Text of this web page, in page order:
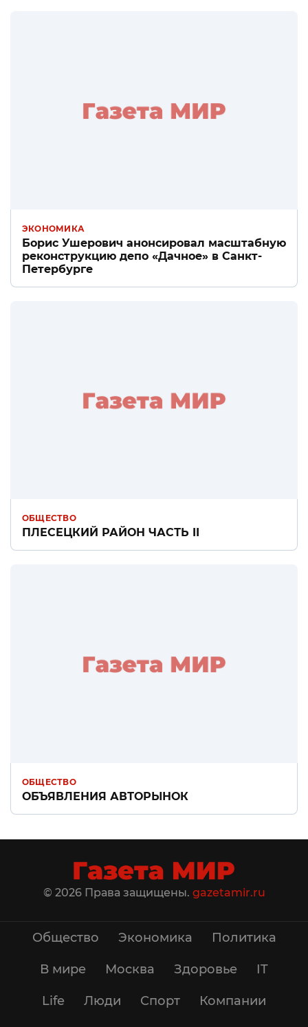
ЭКОНОМИКА
Борис Ушерович анонсировал масштабную
реконструкцию депо «Дачное» в Санкт-
Петербурге
ОБЩЕСТВО
ПЛЕСЕЦКИЙ РАЙОН ЧАСТЬ II
ОБЩЕСТВО
ОБЪЯВЛЕНИЯ АВТОРЫНОК
© 2026 Права защищены. gazetamir.ru
Общество Экономика Политика
В мире Москва Здоровье IT
Life Люди Спорт Компании